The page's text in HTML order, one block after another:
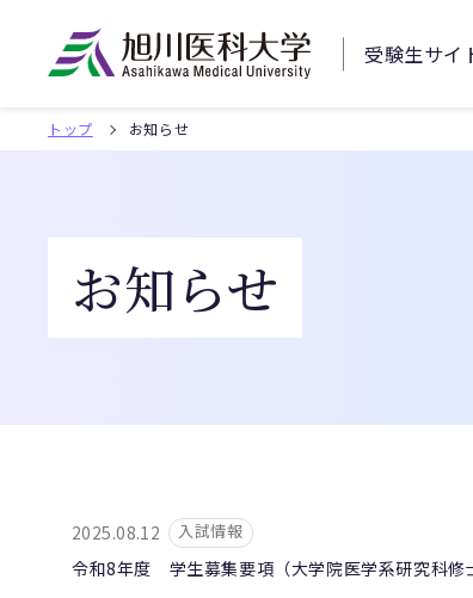
受験生サイ
トップ お知らせ
お知らせ
2025.08.12 入試情報
令和8年度 学生募集要項（大学院医学系研究科修